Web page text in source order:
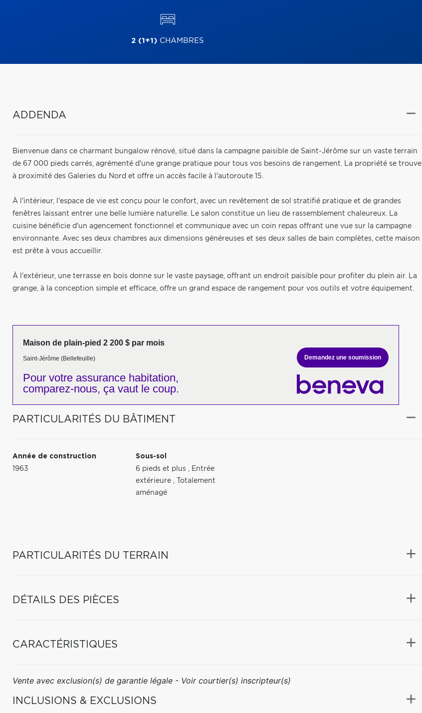
2 (1+1) CHAMBRES
ADDENDA
Bienvenue dans ce charmant bungalow rénové, situé dans la campagne paisible de Saint-Jérôme sur un vaste terrain
de 67 000 pieds carrés, agrémenté d'une grange pratique pour tous vos besoins de rangement. La propriété se trouve
à proximité des Galeries du Nord et offre un accès facile à l'autoroute 15.
À l'intérieur, l'espace de vie est conçu pour le confort, avec un revêtement de sol stratifié pratique et de grandes
fenêtres laissant entrer une belle lumière naturelle. Le salon constitue un lieu de rassemblement chaleureux. La
cuisine bénéficie d'un agencement fonctionnel et communique avec un coin repas offrant une vue sur la campagne
environnante. Avec ses deux chambres aux dimensions généreuses et ses deux salles de bain complètes, cette maison
est prête à vous accueillir.
À l'extérieur, une terrasse en bois donne sur le vaste paysage, offrant un endroit paisible pour profiter du plein air. La
grange, à la conception simple et efficace, offre un grand espace de rangement pour vos outils et votre équipement.
Maison de plain-pied 2 200 $ par mois
Saint-Jérôme (Bellefeuille)
Pour votre assurance habitation,
comparez-nous, ça vaut le coup.
Demandez une soumission
PARTICULARITÉS DU BÂTIMENT
Année de construction
1963
Sous-sol
6 pieds et plus , Entrée
extérieure ,
Totalement
aménagé
PARTICULARITÉS DU TERRAIN
DÉTAILS DES PIÈCES
CARACTÉRISTIQUES
Vente avec exclusion(s) de garantie légale - Voir courtier(s) inscripteur(s)
INCLUSIONS & EXCLUSIONS